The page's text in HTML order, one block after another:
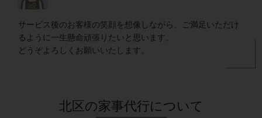
サービス後のお客様の笑顔を想像しながら、ご満足いただけ
るように一生懸命頑張りたいと思います。
どうぞよろしくお願いいたします。
北区の家事代行について